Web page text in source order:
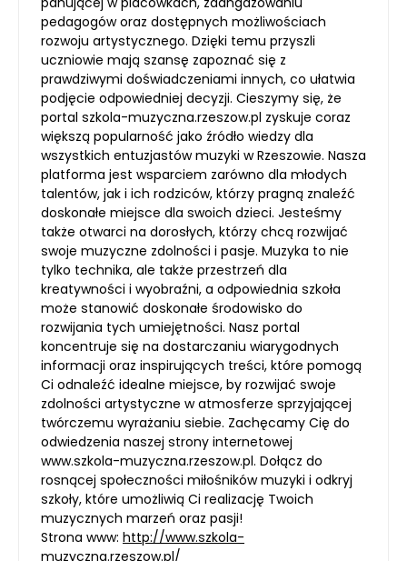
pedagogów oraz dostępnych możliwościach
rozwoju artystycznego. Dzięki temu przyszli
uczniowie mają szansę zapoznać się z
prawdziwymi doświadczeniami innych, co ułatwia
podjęcie odpowiedniej decyzji. Cieszymy się, że
portal szkola-muzyczna.rzeszow.pl zyskuje coraz
większą popularność jako źródło wiedzy dla
wszystkich entuzjastów muzyki w Rzeszowie. Nasza
platforma jest wsparciem zarówno dla młodych
talentów, jak i ich rodziców, którzy pragną znaleźć
doskonałe miejsce dla swoich dzieci. Jesteśmy
także otwarci na dorosłych, którzy chcą rozwijać
swoje muzyczne zdolności i pasje. Muzyka to nie
tylko technika, ale także przestrzeń dla
kreatywności i wyobraźni, a odpowiednia szkoła
może stanowić doskonałe środowisko do
rozwijania tych umiejętności. Nasz portal
koncentruje się na dostarczaniu wiarygodnych
informacji oraz inspirujących treści, które pomogą
Ci odnaleźć idealne miejsce, by rozwijać swoje
zdolności artystyczne w atmosferze sprzyjającej
twórczemu wyrażaniu siebie. Zachęcamy Cię do
odwiedzenia naszej strony internetowej
www.szkola-muzyczna.rzeszow.pl. Dołącz do
rosnącej społeczności miłośników muzyki i odkryj
szkoły, które umożliwią Ci realizację Twoich
muzycznych marzeń oraz pasji!
Strona www: http://www.szkola-
muzyczna.rzeszow.pl/